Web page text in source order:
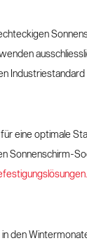
Industriestandard
eine optimale
Sonnenschirm-
den